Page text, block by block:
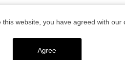
© HAMACHO HOTEL
website, you have agreed with
Agree